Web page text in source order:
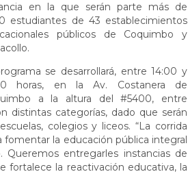
en la que serán parte más de
estudiantes de 43 establecimientos
públicos de Coquimbo y
se desarrollará, entre 14:00 y
horas, en la Av. Costanera de
a la altura del #5400, entre
distintas categorías, dado que serán
colegios y liceos. “La corrida
la educación pública integral
entregarles instancias de
fortalece la reactivación educativa, la